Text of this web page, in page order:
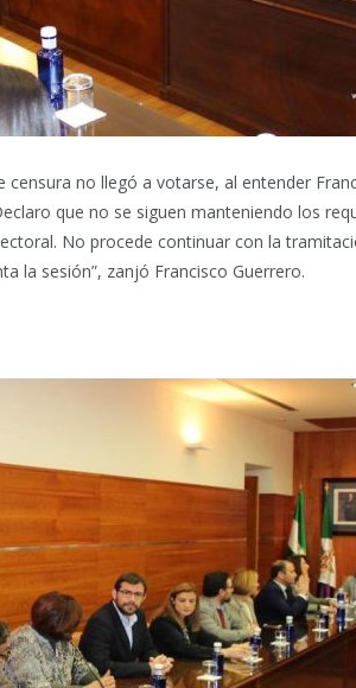
no llegó a votarse, al entender
que no se siguen manteniendo los
No procede continuar con la
la sesión”, zanjó Francisco Guerrero.